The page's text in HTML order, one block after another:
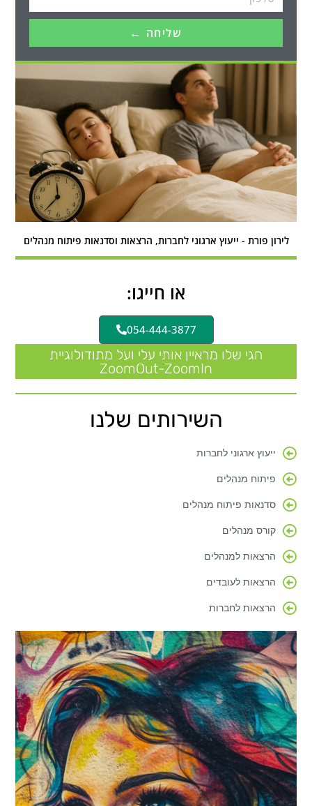
שליחה ←
לירון פורת - ייעוץ ארגוני לחברות, הרצאות וסדנאות פיתוח מנהלים
או חייגו:
054-444-3877
חגי שלו מראיין אותי עלי ועל מתודולוגיית
ZoomOut-ZoomIn
השירותים שלנו
ייעוץ ארגוני לחברות
פיתוח מנהלים
סדנאות פיתוח מנהלים
קורס מנהלים
הרצאות למנהלים
הרצאות לעובדים
הרצאות לחברות